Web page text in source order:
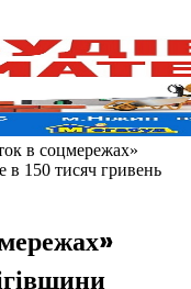
в соцмережах»
в 150 тисяч гривень